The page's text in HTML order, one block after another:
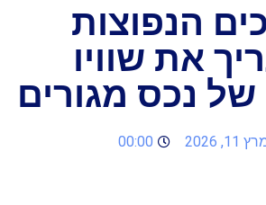
הנפוצות
את שוויו
נכס מגורים
11, 2026
00:00